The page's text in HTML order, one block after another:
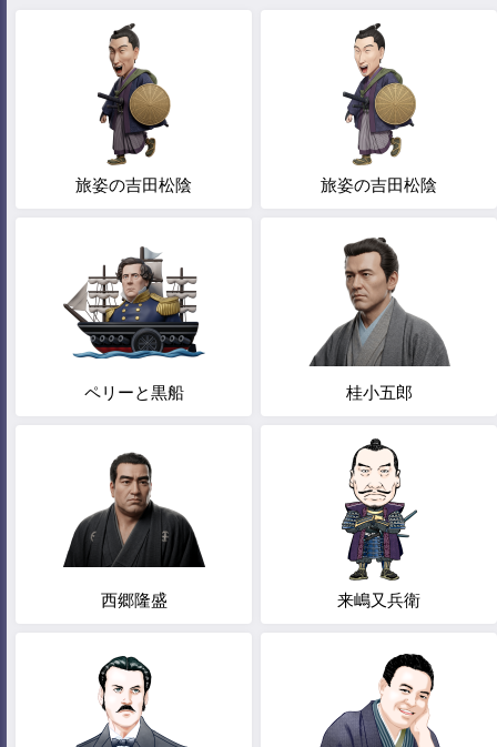
旅姿の吉田松陰 旅姿の吉田松陰
ペリーと黒船 桂小五郎
西郷隆盛 来嶋又兵衛